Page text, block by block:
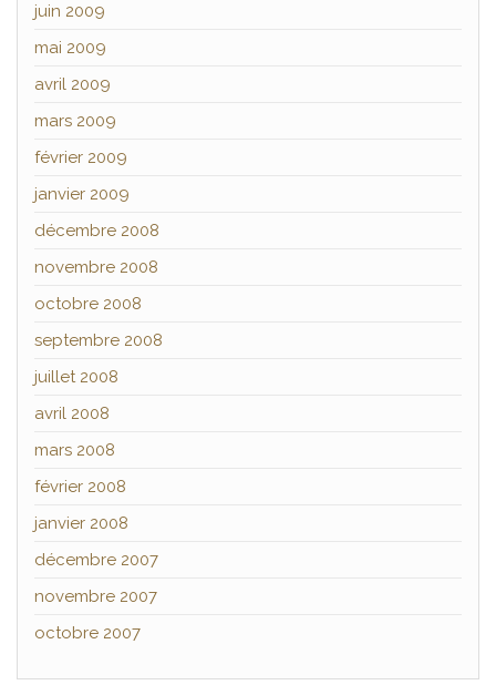
juin 2009
mai 2009
avril 2009
mars 2009
février 2009
janvier 2009
décembre 2008
novembre 2008
octobre 2008
septembre 2008
juillet 2008
avril 2008
mars 2008
février 2008
janvier 2008
décembre 2007
novembre 2007
octobre 2007